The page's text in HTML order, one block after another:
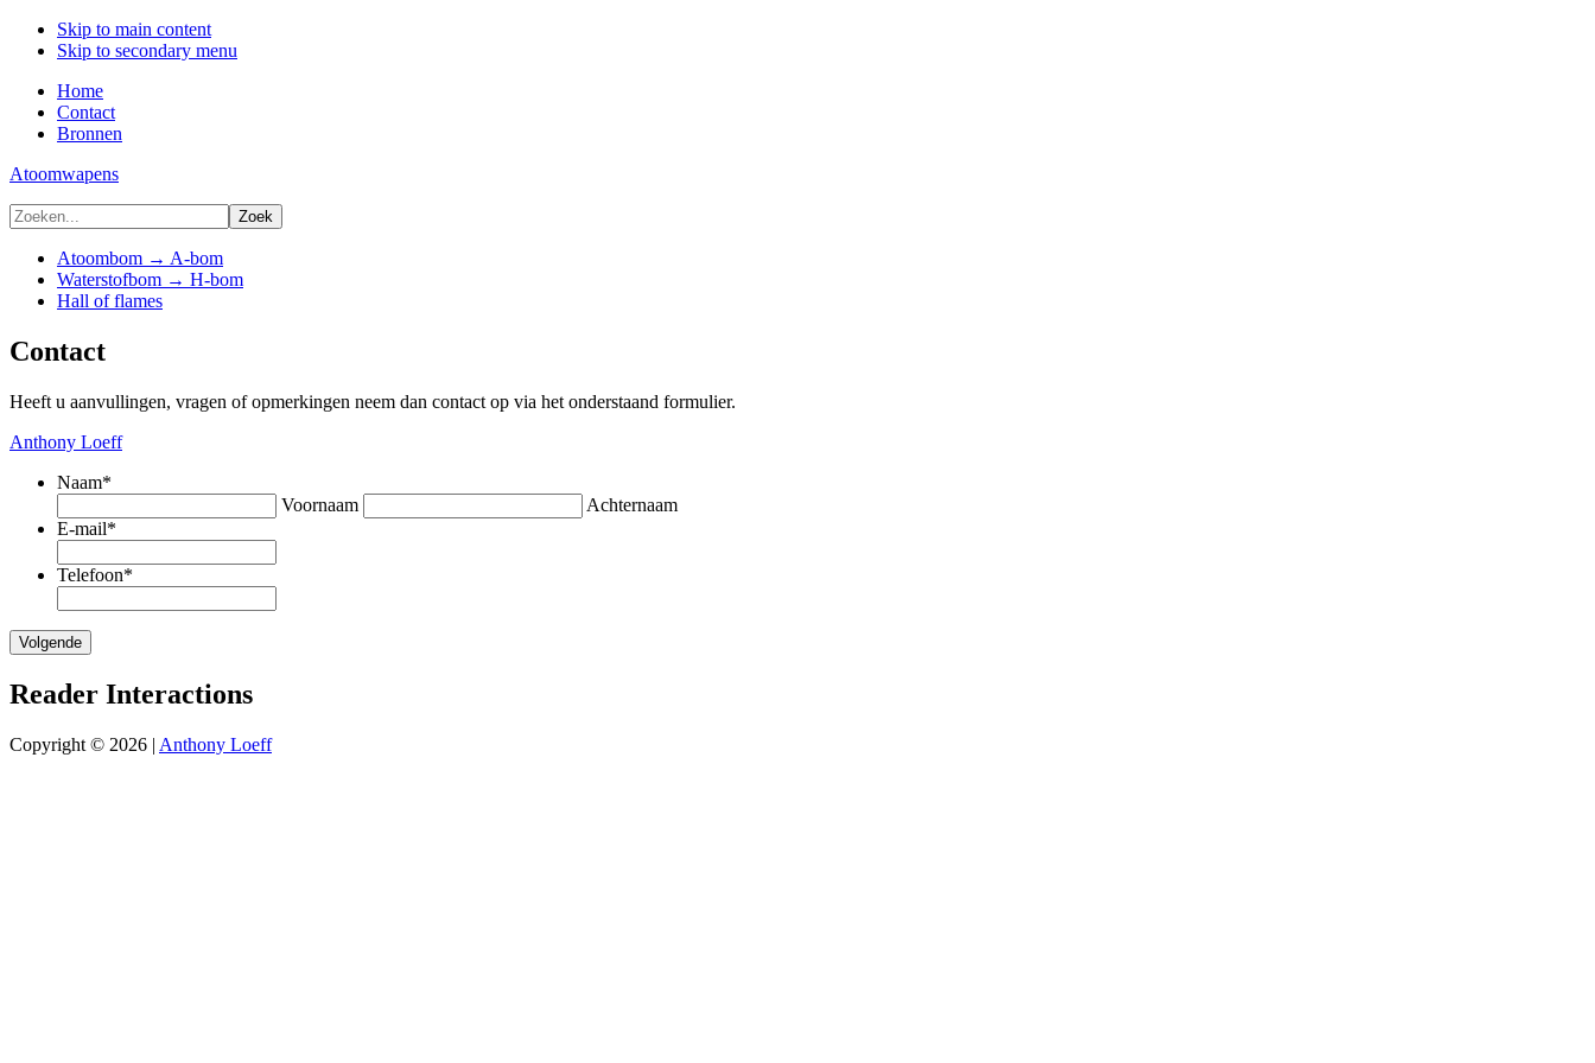
Skip to main content
Skip to secondary menu
Home
Contact
Bronnen
Atoomwapens
Atoombom → A-bom
Waterstofbom → H-bom
Hall of flames
Contact
Heeft u aanvullingen, vragen of opmerkingen neem dan contact op via het onderstaand formulier.
Anthony Loeff
Naam*
Voornaam
Achternaam
E-mail*
Telefoon*
Reader Interactions
Copyright © 2026 | Anthony Loeff